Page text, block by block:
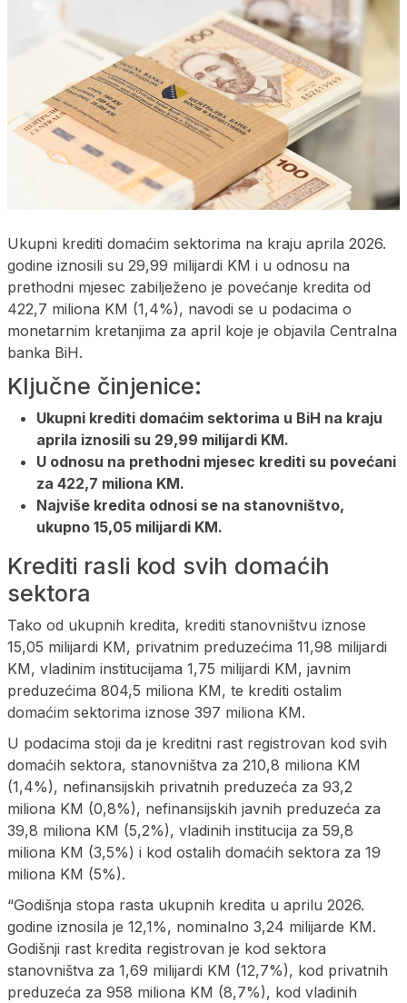
Ukupni krediti domaćim sektorima na kraju aprila 2026.
godine iznosili su 29,99 milijardi KM i u odnosu na
prethodni mjesec zabilježeno je povećanje kredita od
422,7 miliona KM (1,4%), navodi se u podacima o
monetarnim kretanjima za april koje je objavila Centralna
banka BiH.
Ključne činjenice:
Ukupni krediti domaćim sektorima u BiH na kraju
aprila iznosili su 29,99 milijardi KM.
U odnosu na prethodni mjesec krediti su povećani
za 422,7 miliona KM.
Najviše kredita odnosi se na stanovništvo,
ukupno 15,05 milijardi KM.
Krediti rasli kod svih domaćih
sektora
Tako od ukupnih kredita, krediti stanovništvu iznose
15,05 milijardi KM, privatnim preduzećima 11,98 milijardi
KM, vladinim institucijama 1,75 milijardi KM, javnim
preduzećima 804,5 miliona KM, te krediti ostalim
domaćim sektorima iznose 397 miliona KM.
U podacima stoji da je kreditni rast registrovan kod svih
domaćih sektora, stanovništva za 210,8 miliona KM
(1,4%), nefinansijskih privatnih preduzeća za 93,2
miliona KM (0,8%), nefinansijskih javnih preduzeća za
39,8 miliona KM (5,2%), vladinih institucija za 59,8
miliona KM (3,5%) i kod ostalih domaćih sektora za 19
miliona KM (5%).
“Godišnja stopa rasta ukupnih kredita u aprilu 2026.
godine iznosila je 12,1%, nominalno 3,24 milijarde KM.
Godišnji rast kredita registrovan je kod sektora
stanovništva za 1,69 milijardi KM (12,7%), kod privatnih
preduzeća za 958 miliona KM (8,7%), kod vladinih